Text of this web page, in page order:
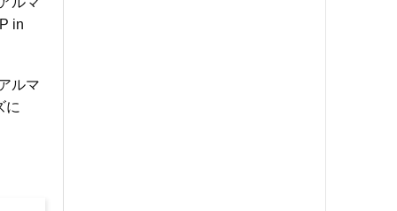
in
ルマ
に